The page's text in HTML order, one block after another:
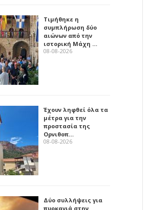
Τιμήθηκε η
συμπλήρωση δύο
αιώνων από την
ιστορική Μάχη …
08-08-2026
Έχουν ληφθεί όλα τα
μέτρα για την
προστασία της
Ορνιθοπ…
08-08-2026
Δύο συλλήψεις για
πυρκαγιά στην